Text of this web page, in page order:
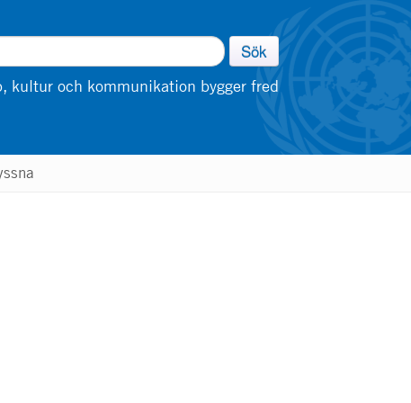
Sök
och kommunikation bygger fred